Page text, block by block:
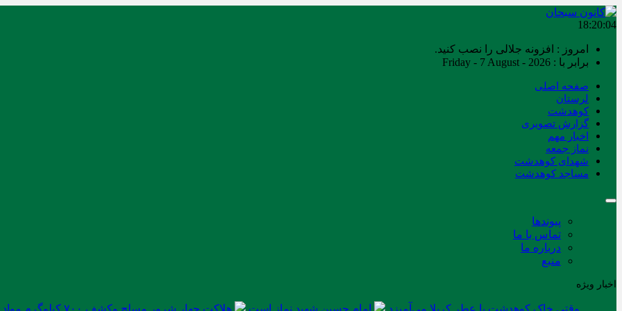
18:20:04
امروز : افزونه جلالی را نصب کنید.
برابر با : Friday - 7 August - 2026
صفحه اصلی
لرستان
کوهدشت
گزارش تصویری
اخبار مهم
نماز جمعه
شهدای کوهدشت
مساجد کوهدشت
پیوندها
تماس با ما
درباره ما
منبع
اخبار ویژه
وقتی خاک کوهدشت با عطر کربلا می‌آمیزد امام حسین شهید نماز است هلاکت چهار شرور مسلح وکشف ۷۰۰ کیلوگرم مواد مخدر